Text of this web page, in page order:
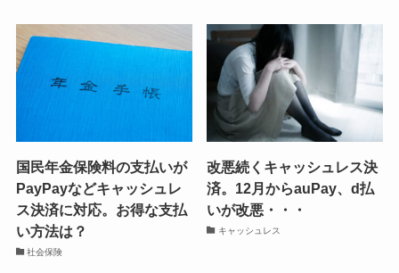
国民年金保険料の支払いが
PayPayなどキャッシュレ
ス決済に対応。お得な支払
い方法は？
社会保険
改悪続くキャッシュレス決
済。12月からauPay、d払
いが改悪・・・
キャッシュレス